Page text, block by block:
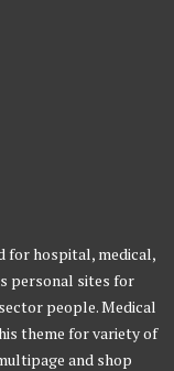
for hospital, medical,
personal sites for
people. Medical
theme for variety of
and shop